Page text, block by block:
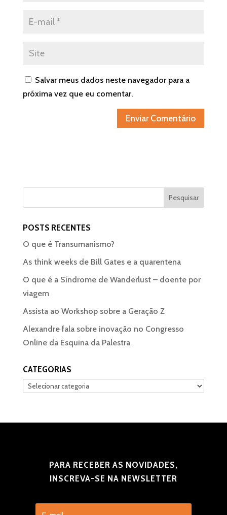
Salvar meus dados neste navegador para a
próxima vez que eu comentar.
POSTS RECENTES
O que é Transumanismo?
As think weeks de Bill Gates e a quarentena
O que é a Síndrome de Wanderlust – doente por
viagem
Assista ao Workshop sobre a Geração Z
Alexandre fala sobre inovação no Congresso
Online da Esquina da Palestra
CATEGORIAS
Categorias
PARA RECEBER AS NOVIDADES,
INSCREVA-SE NA NEWSLETTER